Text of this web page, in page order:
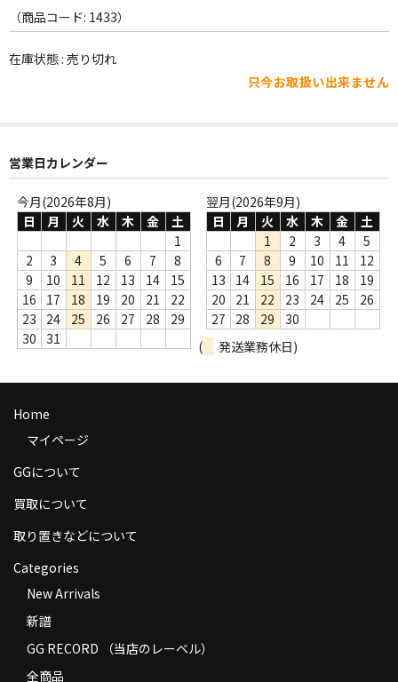
FOLK,SSW
WORLD
Webのみ no.1
Webのみ no.2
Webのみ no.3
Webのみ no.4
送料
商品の発送
お支払い方法
コンディション
Privacy Policy
（商品コード: 1433）
在庫状態 : 売り切れ
只今お取扱い出来ません
営業日カレンダー
今月(2026年8月)
日
月 火 水 木 金
土
1
2
3 4 5 6 7
8
9
10 11 12 13 14
15
16
17 18 19 20 21
22
23
24 25 26 27 28
29
30
31
翌月(2026年9月)
日
月 火 水 木 金
土
1
2 3 4
5
6
7 8 9 10 11
12
13
14 15 16 17 18
19
20
21 22 23 24 25
26
27
28 29
30
(
発送業務休日)
Home
マイページ
GGについて
買取について
取り置きなどについて
Categories
New Arrivals
新譜
GG RECORD （当店のレーベル）
全商品